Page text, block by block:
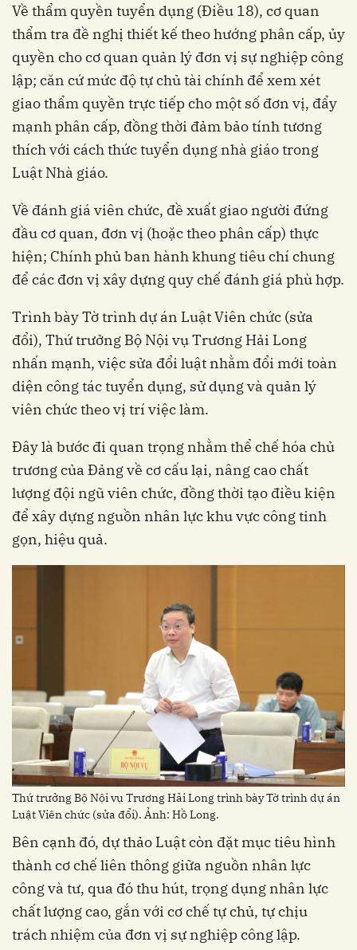
Về thẩm quyền tuyển dụng (Điều 18), cơ quan
thẩm tra đề nghị thiết kế theo hướng phân cấp, ủy
quyền cho cơ quan quản lý đơn vị sự nghiệp công
lập; căn cứ mức độ tự chủ tài chính để xem xét
giao thẩm quyền trực tiếp cho một số đơn vị, đẩy
mạnh phân cấp, đồng thời đảm bảo tính tương
thích với cách thức tuyển dụng nhà giáo trong
Luật Nhà giáo.
Về đánh giá viên chức, đề xuất giao người đứng
đầu cơ quan, đơn vị (hoặc theo phân cấp) thực
hiện; Chính phủ ban hành khung tiêu chí chung
để các đơn vị xây dựng quy chế đánh giá phù hợp.
Trình bày Tờ trình dự án Luật Viên chức (sửa
đổi), Thứ trưởng Bộ Nội vụ Trương Hải Long
nhấn mạnh, việc sửa đổi luật nhằm đổi mới toàn
diện công tác tuyển dụng, sử dụng và quản lý
viên chức theo vị trí việc làm.
Đây là bước đi quan trọng nhằm thể chế hóa chủ
trương của Đảng về cơ cấu lại, nâng cao chất
lượng đội ngũ viên chức, đồng thời tạo điều kiện
để xây dựng nguồn nhân lực khu vực công tinh
gọn, hiệu quả.
Thứ trưởng Bộ Nội vụ Trương Hải Long trình bày Tờ trình dự án
Luật Viên chức (sửa đổi). Ảnh: Hồ Long.
Bên cạnh đó, dự thảo Luật còn đặt mục tiêu hình
thành cơ chế liên thông giữa nguồn nhân lực
công và tư, qua đó thu hút, trọng dụng nhân lực
chất lượng cao, gắn với cơ chế tự chủ, tự chịu
trách nhiệm của đơn vị sự nghiệp công lập.